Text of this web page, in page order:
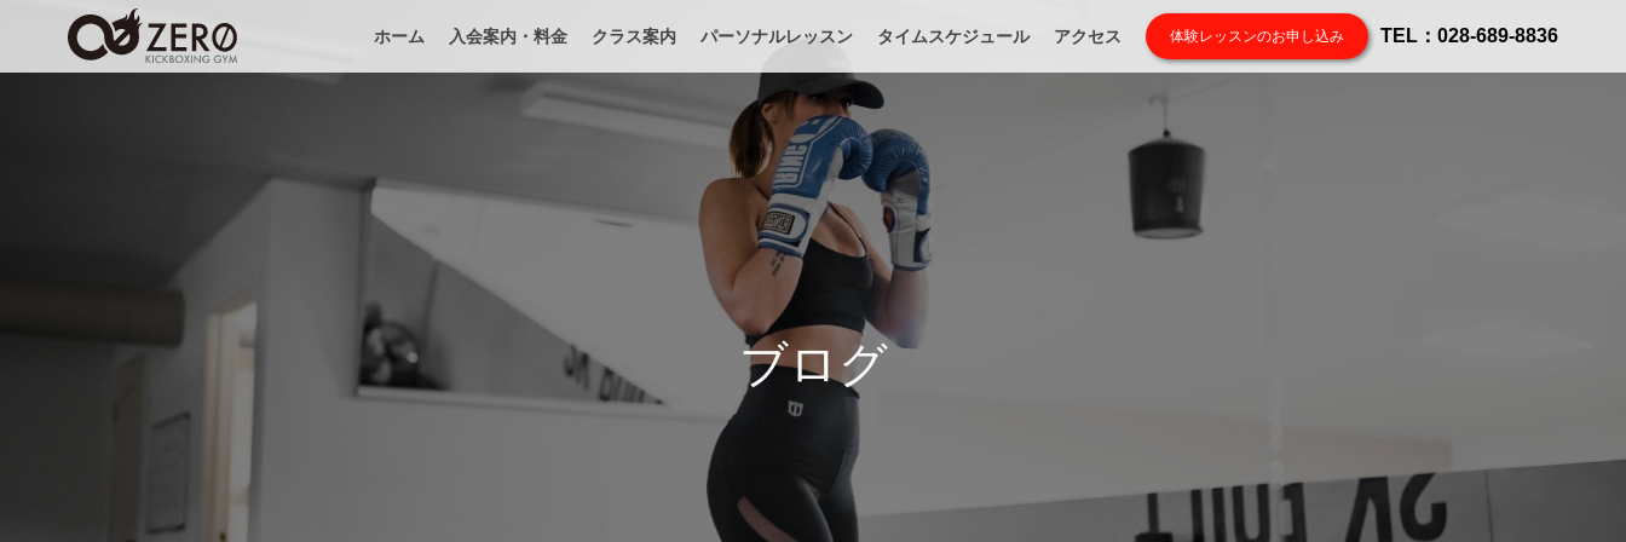
ホーム 入会案内・料金 クラス案内 パーソナルレッスン タイムスケジュール アクセス 体験レッスンのお申し込み TEL：028-689-8836
ブログ